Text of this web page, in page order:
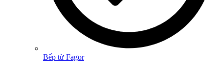
Bếp từ Fagor